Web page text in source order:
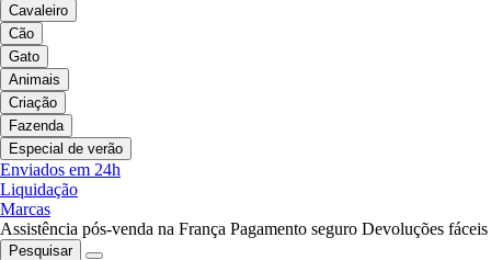
Cavaleiro
Cão
Gato
Animais
Criação
Fazenda
Especial de verão
Enviados em 24h
Liquidação
Marcas
Assistência pós-venda na França Pagamento seguro Devoluções fáceis
Pesquisar